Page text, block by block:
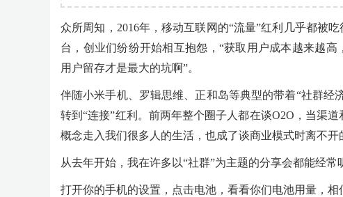
众所周知，2016年，移动互联网的“流量”红利几乎都被
台，创业们纷纷开始相互抱怨，“获取用户成本越来越
用户留存才是最大的坑啊”。
伴随小米手机、罗辑思维、正和岛等典型的带着“社群经
转到“连接”红利。前两年整个圈子人都在谈O2O，当渠
概念走入我们很多人的生活，也成了谈商业模式时离不开
从去年开始，我在许多以“社群”为主题的分享会都能经常
打开你的手机的设置，点击电池，看看你们电池用量，